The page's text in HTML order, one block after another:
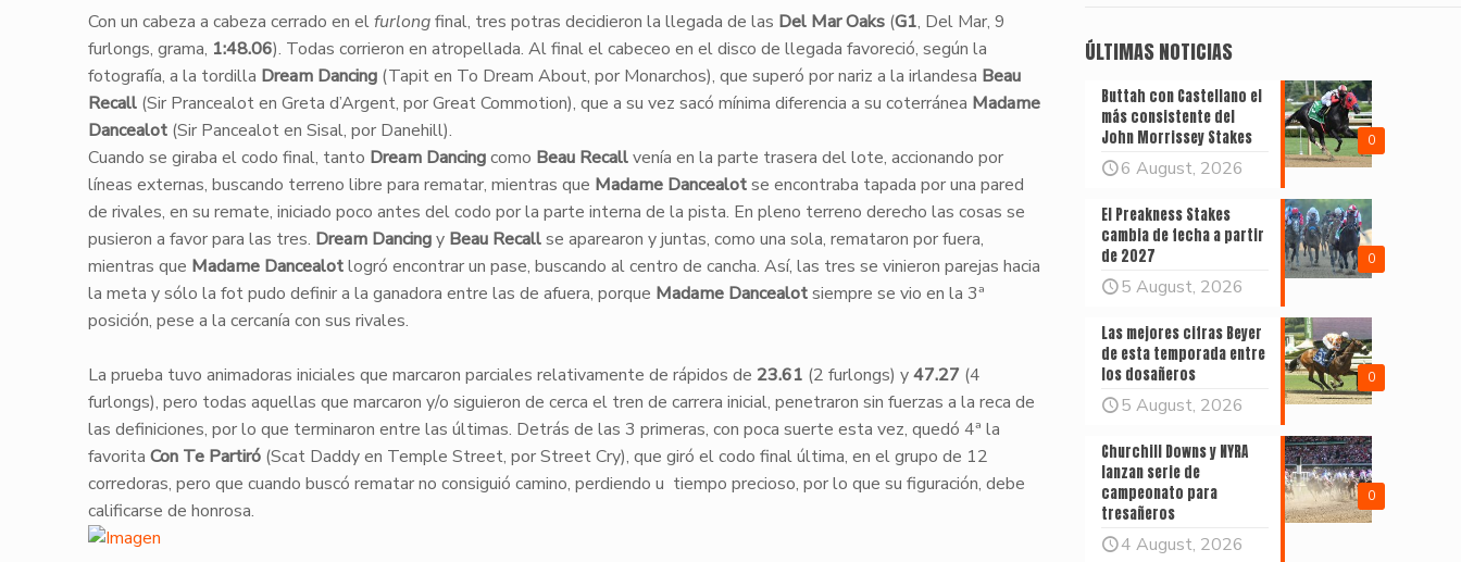
​Con un cabeza a cabeza cerrado en elfurlongfinal, tres potras decidieron la llegada de las Del Mar Oaks(G1, Del Mar, 9
furlongs, grama, 1:48.06). Todas corrieron en atropellada. Al final el cabeceo en el disco de llegada favoreció, según la
fotografía, a la tordilla Dream Dancing(Tapit en To Dream About, por Monarchos), que superó por nariz a la irlandesa Beau
Recall(Sir Prancealot en Greta d’Argent, por Great Commotion), que a su vez sacó mínima diferencia a su coterránea Madame
Dancealot(Sir Pancealot en Sisal, por Danehill).
Cuando se giraba el codo final, tanto Dream Dancingcomo Beau Recallvenía en la parte trasera del lote, accionando por
líneas externas, buscando terreno libre para rematar, mientras que Madame Dancealotse encontraba tapada por una pared
de rivales, en su remate, iniciado poco antes del codo por la parte interna de la pista. En pleno terreno derecho las cosas se
pusieron a favor para las tres. Dream Dancingy Beau Recallse aparearon y juntas, como una sola, remataron por fuera,
mientras que Madame Dancealotlogró encontrar un pase, buscando al centro de cancha. Así, las tres se vinieron parejas hacia
la meta y sólo la fot pudo definir a la ganadora entre las de afuera, porque Madame Dancealotsiempre se vio en la 3ª
posición, pese a la cercanía con sus rivales.
La prueba tuvo animadoras iniciales que marcaron parciales relativamente de rápidos de 23.61 (2 furlongs) y47.27 (4
furlongs), pero todas aquellas que marcaron y/o siguieron de cerca el tren de carrera inicial, penetraron sin fuerzas a la reca de
las definiciones, por lo que terminaron entre las últimas. Detrás de las 3 primeras, con poca suerte esta vez, quedó 4ª la
favorita Con Te Partiró(Scat Daddy en Temple Street, por Street Cry), que giró el codo final última, en el grupo de 12
corredoras, pero que cuando buscó rematar no consiguió camino, perdiendo u tiempo precioso, por lo que su figuración, debe
calificarse de honrosa.
ÚLTIMAS NOTICIAS
0
Buttah con Castellano el
más consistente del
John Morrissey Stakes
6 August, 2026
0
El Preakness Stakes
cambia de fecha a partir
de 2027
5 August, 2026
0
Las mejores cifras Beyer
de esta temporada entre
los dosañeros
5 August, 2026
0
Churchill Downs y NYRA
lanzan serie de
campeonato para
tresañeros
4 August, 2026